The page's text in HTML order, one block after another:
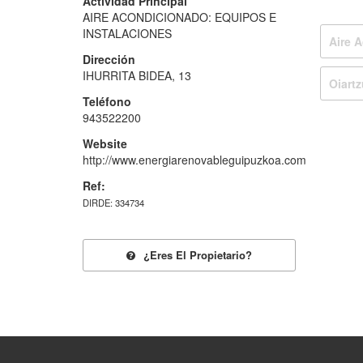
Aire
AIRE ACONDICIONADO: EQUIPOS E
INSTALACIONES
Dirección
IHURRITA BIDEA, 13
Teléfono
943522200
Website
http://www.energiarenovableguipuzkoa.com
Ref:
DIRDE: 334734
¿eres El Propietario?